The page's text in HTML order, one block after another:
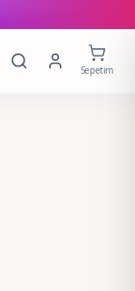
Sepetim